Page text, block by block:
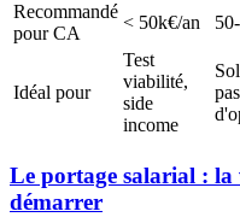
Recommandé
pour CA
< 50k€/an
Idéal pour
Test
viabilité,
side
income
pas
Le portage salarial : la
démarrer